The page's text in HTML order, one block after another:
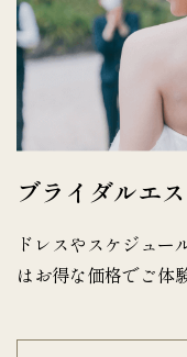
ブライダルエ
ドレスやスケジュー
はお得な価格でご体